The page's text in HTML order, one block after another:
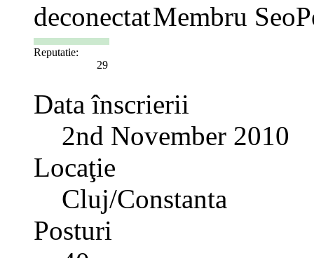
Membru
Reputatie:
29
Data înscrierii
2nd November 2010
Locaţie
Cluj/Constanta
Posturi